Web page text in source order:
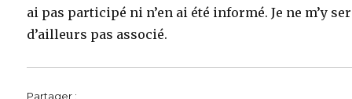
ai pas participé ni n’en ai été informé. Je ne m’y
d’ailleurs pas associé.
Partager :